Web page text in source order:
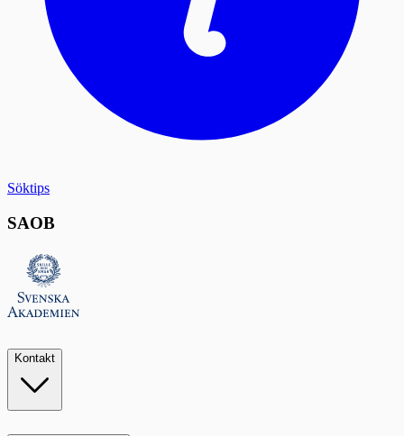
Söktips
SAOB
Kontakt